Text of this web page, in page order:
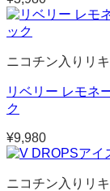
ニコチン入りリ
リベリー レモネ
ク
¥9,980
ニコチン入りリ